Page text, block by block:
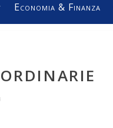
Economia & Finanza